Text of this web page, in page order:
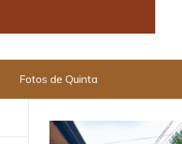
Fotos de Quinta